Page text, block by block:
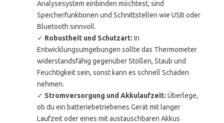
Analysesystem einbinden möchtest, sind
Speicherfunktionen und Schnittstellen wie USB oder
Bluetooth sinnvoll.
✓ Robustheit und Schutzart: In
Entwicklungsumgebungen sollte das Thermometer
widerstandsfähig gegenüber Stößen, Staub und
Feuchtigkeit sein, sonst kann es schnell Schäden
nehmen.
✓ Stromversorgung und Akkulaufzeit: Überlege,
ob du ein batteriebetriebenes Gerät mit langer
Laufzeit oder eines mit austauschbaren Akkus